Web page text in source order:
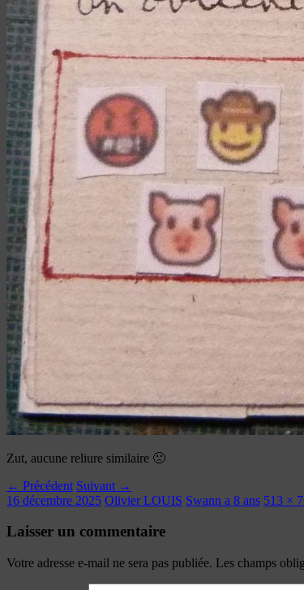
Zut, aucune reliure similaire 🙁
← Précédent Suivant →
16 décembre 2025 Olivier LOUIS Swann a 8 ans 513 ×
Laisser un commentaire
Votre adresse e-mail ne sera pas publiée. Les champs